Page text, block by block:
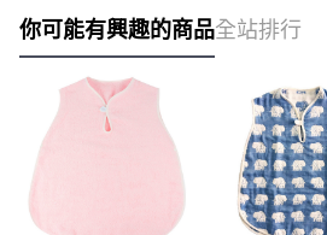
你可能有興趣的商品全站排行